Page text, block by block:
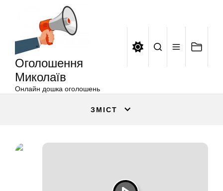
Оголошення
Миколаїв
Онлайн дошка оголошень
ЗМІСТ